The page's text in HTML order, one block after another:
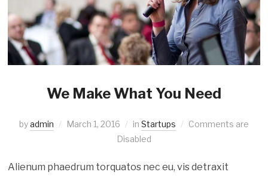
We Make What You Need
byadmin March 1, 2016 in Startups
Comments are
Disabled
Alienum phaedrum torquatos nec eu, vis detraxit